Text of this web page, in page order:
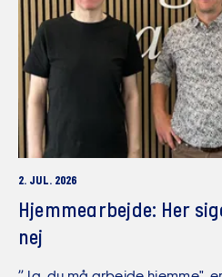
2. JUL. 2026
Hjemmearbejde: Her
nej